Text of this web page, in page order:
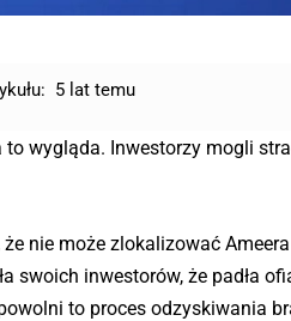
5 lat temu
wygląda. Inwestorzy mogli
nie może zlokalizować
swoich inwestorów, że padła
to proces odzyskiwania